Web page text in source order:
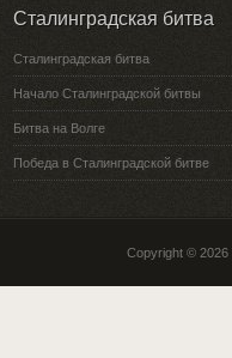
Сталинградская битва
Сталинградская битва
Начало Сталинградской битвы
Битва на Волге
Победа в Сталинградской битве
Copyright © 2026